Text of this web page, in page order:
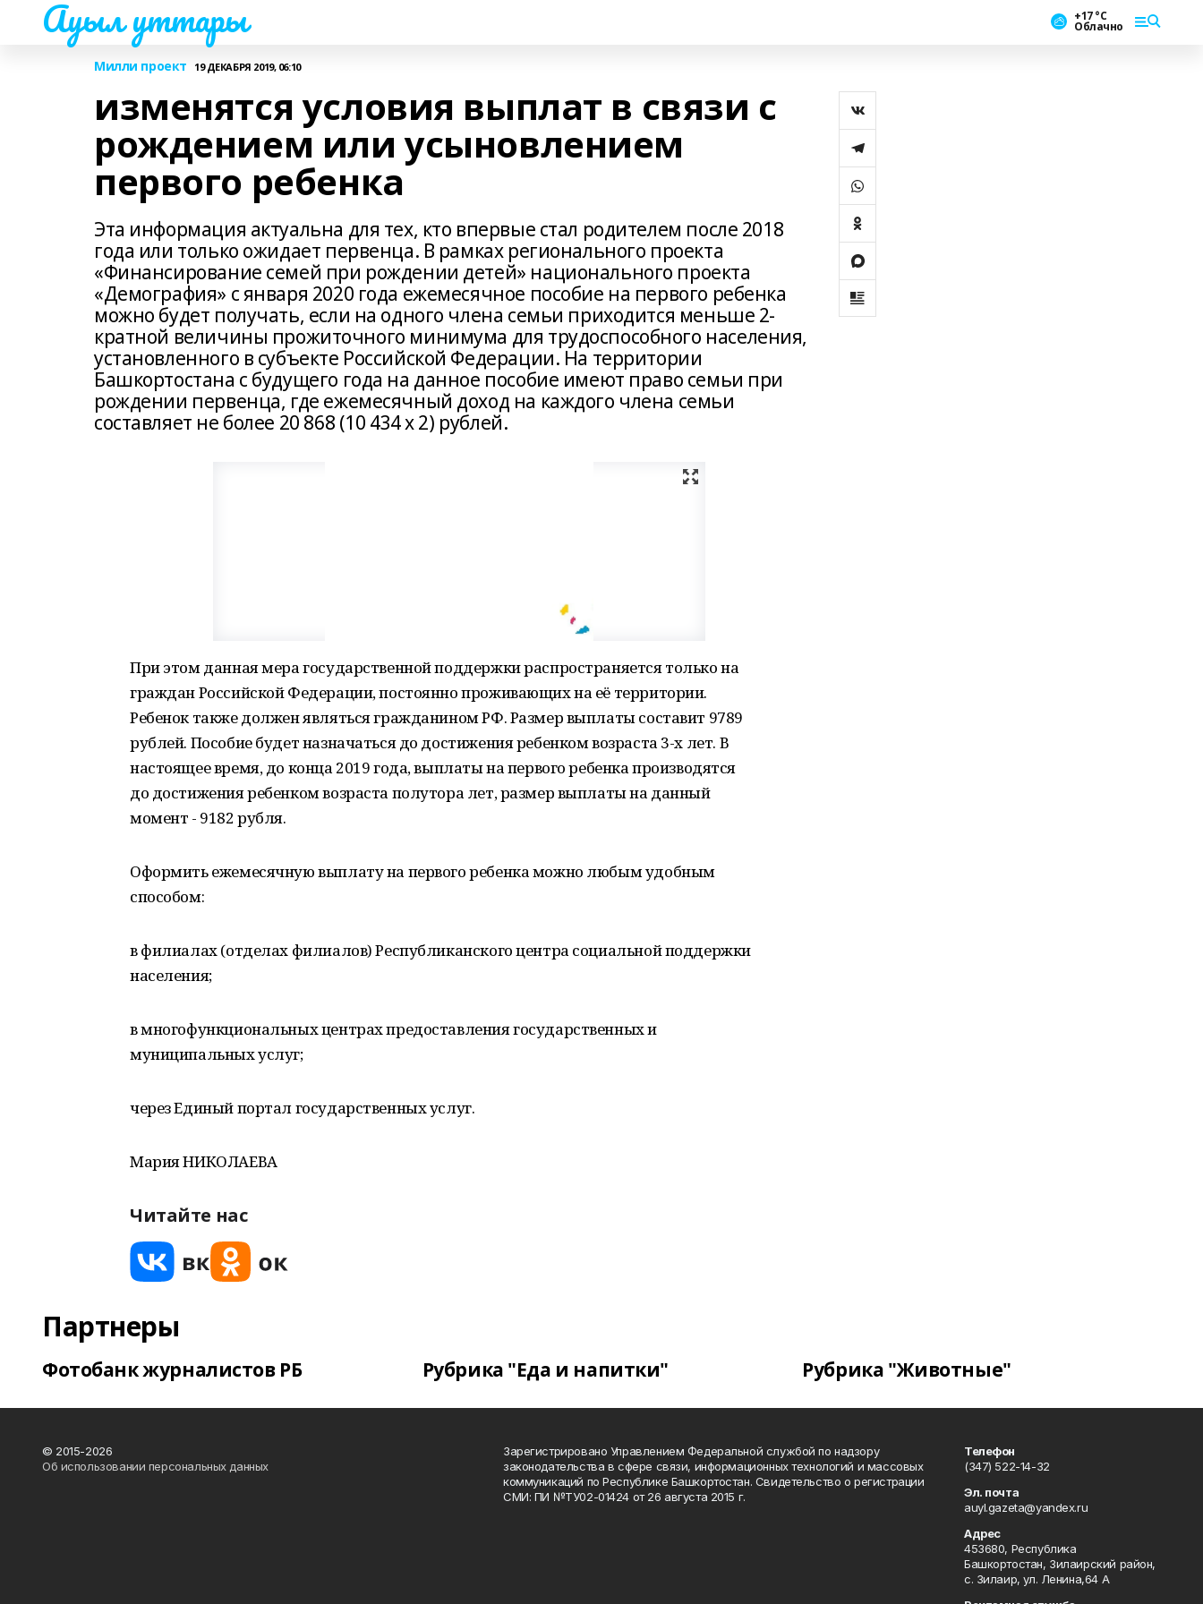
Ауыл уттары +17 °С
Облачно
Милли проект 19 ДЕКАБРЯ 2019, 06:10
изменятся условия выплат в связи с
рождением или усыновлением
первого ребенка
Эта информация актуальна для тех, кто впервые стал родителем после 2018
года или только ожидает первенца. В рамках регионального проекта
«Финансирование семей при рождении детей» национального проекта
«Демография» с января 2020 года ежемесячное пособие на первого ребенка
можно будет получать, если на одного члена семьи приходится меньше 2-
кратной величины прожиточного минимума для трудоспособного населения,
установленного в субъекте Российской Федерации. На территории
Башкортостана с будущего года на данное пособие имеют право семьи при
рождении первенца, где ежемесячный доход на каждого члена семьи
составляет не более 20 868 (10 434 x 2) рублей.
При этом данная мера государственной поддержки распространяется только на
граждан Российской Федерации, постоянно проживающих на её территории.
Ребенок также должен являться гражданином РФ. Размер выплаты составит 9789
рублей. Пособие будет назначаться до достижения ребенком возраста 3-х лет. В
настоящее время, до конца 2019 года, выплаты на первого ребенка производятся
до достижения ребенком возраста полутора лет, размер выплаты на данный
момент - 9182 рубля.
Оформить ежемесячную выплату на первого ребенка можно любым удобным
способом:
в филиалах (отделах филиалов) Республиканского центра социальной поддержки
населения;
в многофункциональных центрах предоставления государственных и
муниципальных услуг;
через Единый портал государственных услуг.
Мария НИКОЛАЕВА
Читайте нас
Партнеры
Фотобанк журналистов РБ Рубрика "Еда и напитки" Рубрика "Животные"
© 2015-2026
Об использовании персональных данных
Зарегистрировано Управлением Федеральной службой по надзору
законодательства в сфере связи, информационных технологий и массовых
коммуникаций по Республике Башкортостан. Свидетельство о регистрации
СМИ: ПИ №ТУ02-01424 от 26 августа 2015 г.
Телефон
(347) 522-14-32
Эл. почта
auyl.gazeta@yandex.ru
Адрес
453680, Республика
Башкортостан, Зилаирский район,
с. Зилаир, ул. Ленина,64 А